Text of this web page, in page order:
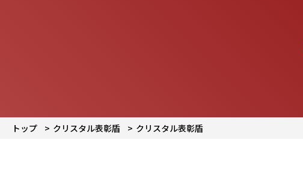
トップ クリスタル表彰盾 クリスタル表彰盾